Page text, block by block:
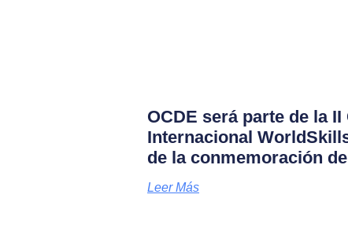
OCDE será parte de la
Internacional
de la conmemoración
Leer Más